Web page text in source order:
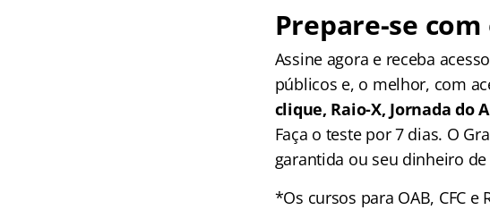
Prepare-se
Assine agora e receba
públicos e, o melhor, com
clique, Raio-X, Jornada do
Faça o teste por 7 dias. O
garantida ou seu dinheiro de
*Os cursos para OAB, CFC